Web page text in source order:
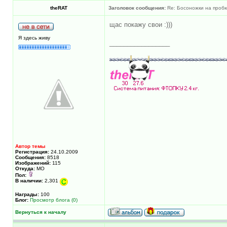
theRAT Заголовок сообщения: Re: Босоножки на
Я здесь живу
Автор темы
Регистрация: 24.10.2009
Сообщения: 8518
Изображений: 115
Откуда: МО
Пол:
В наличии: 2,301
Награды: 100
Блог: Просмотр блога (0)
щас покажу свои :)))
Вернуться к началу